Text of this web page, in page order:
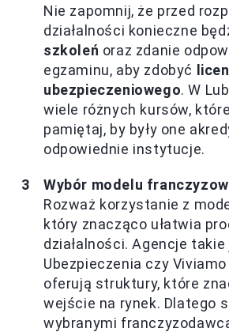
Nie zapomnij, że przed
działalności konieczne
szkoleń oraz zdanie
egzaminu, aby zdobyć
ubezpieczeniowego. W
wiele różnych kursów,
pamiętaj, by były one
odpowiednie instytucje.
Wybór modelu
Rozważ korzystanie z
który znacząco ułatwia
działalności. Agencje takie
Ubezpieczenia czy
oferują struktury, które
wejście na rynek. Dlatego
wybranymi